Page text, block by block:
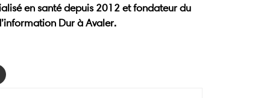
en santé depuis 2012 et fondateur du
Dur à Avaler.